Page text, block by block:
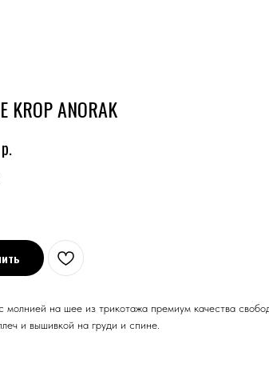
KROP ANORAK
р.
молнией на шее из трикотажа премиум качества
и вышивкой на груди и спине.